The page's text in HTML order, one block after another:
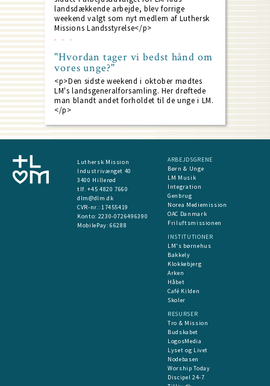
landsdækkende arbejde, blev forrige
weekend valgt som nyt medlem af Luthersk
Missions Landsstyrelse</p>
"Hvordan tager vi bedst hånd om
vores unge?"
<p>Den sidste weekend i oktober mødtes
LM's landsgeneralforsamling. Her drøftede
man blandt andet forholdet til de unge i LM.
</p>
Luthersk Mission
Industrivænget 40
3400 Hillerød
tlf. +45 4820 7660
dlm@dlm.dk
CVR-nr.: 17455419
​Konto: 2230-0726496390
MobilePay:66288
ARBEJDSGRENE
Børn & Unge
LM Musik
Integration
Genbrug
Norea Mediemission
OAC Danmark
Friluftsmissionen
INSTITUTIONER
LM's børnehus
Bakkely
Klokkebjerg
Arken
Håbet
Café Kilden
Skoler
RESURSER
Tro & Mission
Budskabet
LogosMedia
Lyset og Livet
Nodebasen
Worship Today
Discipel 24-7